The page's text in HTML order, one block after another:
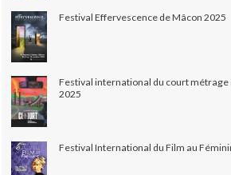
Festival Effervescence de Mâcon 2025
Festival international du court
2025
Festival International du Film au